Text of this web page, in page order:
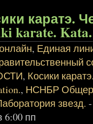
каратэ.
karate. Kata.
, Единая
, Косики
, НСНБР
звезд.
6:00 пп